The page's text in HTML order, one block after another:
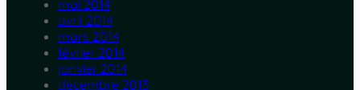
mai 2014
avril 2014
mars 2014
février 2014
janvier 2014
décembre 2013